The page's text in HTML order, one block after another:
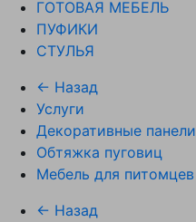
ГОТОВАЯ МЕБЕЛЬ
ПУФИКИ
СТУЛЬЯ
← Назад
Услуги
Декоративные панели
Обтяжка пуговиц
Мебель для питомцев
← Назад